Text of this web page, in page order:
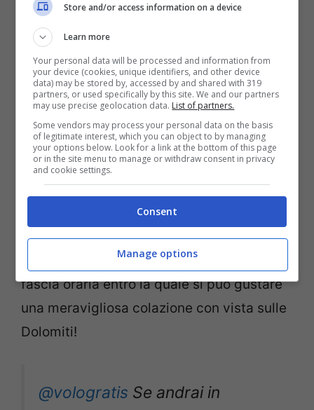
Dove trovare la delizia del Trentino: i buonissimi
bomboloni – viagginews.com
Il rifugio in questione si trovaa 2300 metri
di altezza nel gruppo del Sassolungo, tra
le Dolomiti in Val Gardena e Val di Fassa; il
rifugio è raggiungibile da Campitello di
Fassa con la funivia Col Rodella, e poi
proseguendo a piedi per una passeggiata
di circa 15 minuti. Il rifugio si chiama
Friedrich Augusted il consiglio del
tiktoker è di andarci prima delle 10:30,
fascia oraria entro la quale si può gustare
una meravigliosa colazione con vista sulle
Dolomiti!
@vologratis Se andrai in
Store and/or access information on a device
Learn more
Your personal data will be processed and information from
your device (cookies, unique identifiers, and other device
data) may be stored by, accessed by and shared with 319
partners, or used specifically by this site. We and our partners
may use precise geolocation data. List of partners.
Some vendors may process your personal data on the basis
of legitimate interest, which you can object to by managing
your options below. Look for a link at the bottom of this page
or in the site menu to manage or withdraw consent in privacy
and cookie settings.
Consent
Manage options